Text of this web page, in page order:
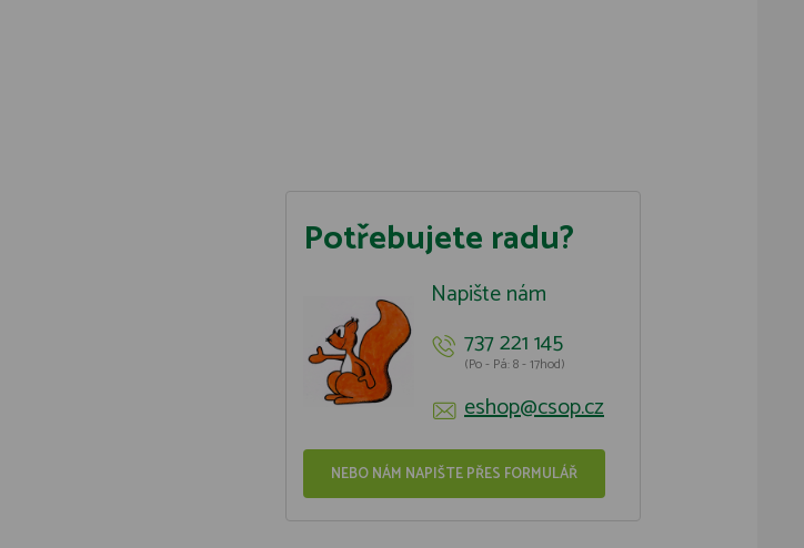
Potřebujete radu?
Napište nám
737 221 145
(Po - Pá: 8 - 17hod)
eshop@csop.cz
NEBO NÁM NAPIŠTE PŘES FORMULÁŘ